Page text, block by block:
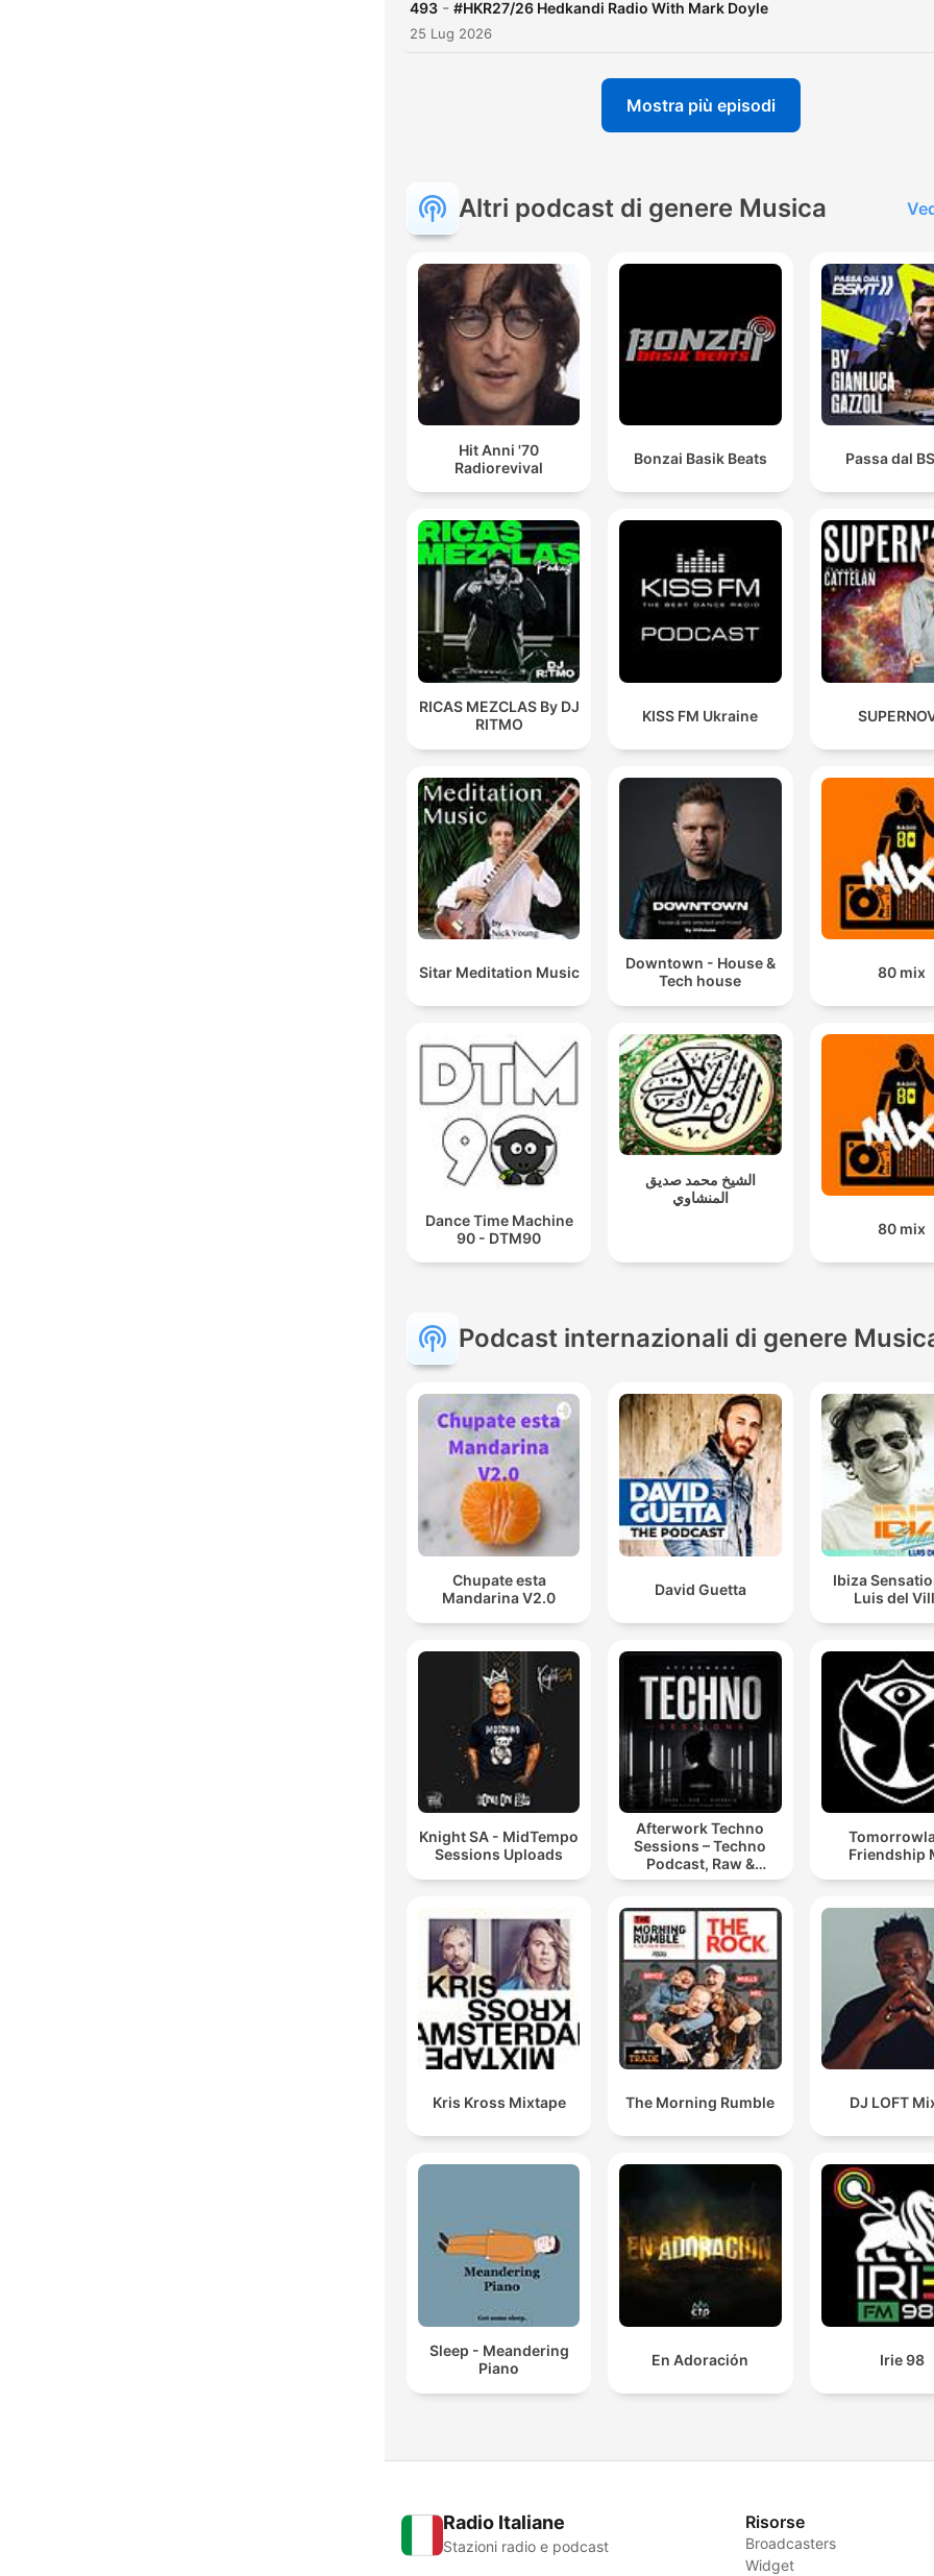
493 - #HKR27/26 Hedkandi Radio With Mark Doyle
25 Lug 2026
Mostra più episodi
Altri podcast di genere Musica
Hit Anni '70
Radiorevival
Bonzai Basik Beats Passa dal
RICAS MEZCLAS By DJ
RITMO
KISS FM Ukraine
Sitar Meditation Music
Downtown - House &
Tech house
80 mix
Dance Time Machine
90 - DTM90
الشيخ محمد صديق
المنشاوي
80 mix
Podcast internazionali di genere
Chupate esta
Mandarina V2.0
David Guetta
Ibiza
Luis del
Knight SA - MidTempo
Sessions Uploads
Afterwork Techno
Sessions – Techno
Podcast, Raw &
Hypnotic Techno
Friendship
Kris Kross Mixtape The Morning Rumble DJ LOFT
Sleep - Meandering
Piano
En Adoración Irie 98
Radio Italiane
Stazioni radio e podcast
Risorse
Broadcasters
Widget